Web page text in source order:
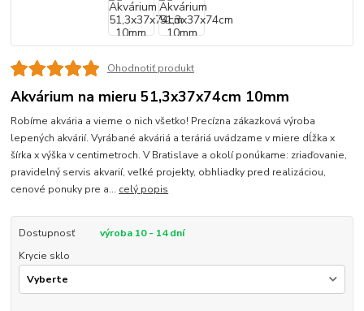
Ohodnotiť produkt
Akvárium na mieru 51,3x37x74cm 10mm
Robíme akvária a vieme o nich všetko! Precízna zákazková výroba
lepených akvárií. Vyrábané akváriá a teráriá uvádzame v miere dĺžka x
šírka x výška v centimetroch. V Bratislave a okolí ponúkame: zriaďovanie,
pravidelný servis akvarií, veľké projekty, obhliadky pred realizáciou,
cenové ponuky pre a... celý popis
Dostupnosť
výroba 10 - 14 dní
Krycie sklo